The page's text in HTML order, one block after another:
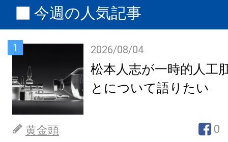
今週の人気記事
1 2026/08/04
松本人志が一時的人工
とについて語りたい
黄金頭 0